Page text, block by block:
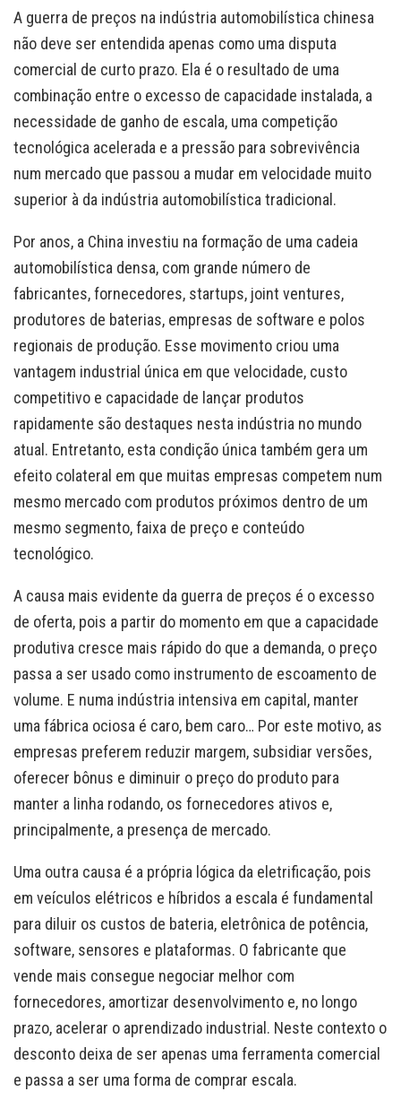
A guerra de preços na indústria automobilística chinesa
não deve ser entendida apenas como uma disputa
comercial de curto prazo. Ela é o resultado de uma
combinação entre o excesso de capacidade instalada, a
necessidade de ganho de escala, uma competição
tecnológica acelerada e a pressão para sobrevivência
num mercado que passou a mudar em velocidade muito
superior à da indústria automobilística tradicional.
Por anos, a China investiu na formação de uma cadeia
automobilística densa, com grande número de
fabricantes, fornecedores, startups, joint ventures,
produtores de baterias, empresas de software e polos
regionais de produção. Esse movimento criou uma
vantagem industrial única em que velocidade, custo
competitivo e capacidade de lançar produtos
rapidamente são destaques nesta indústria no mundo
atual. Entretanto, esta condição única também gera um
efeito colateral em que muitas empresas competem num
mesmo mercado com produtos próximos dentro de um
mesmo segmento, faixa de preço e conteúdo
tecnológico.
A causa mais evidente da guerra de preços é o excesso
de oferta, pois a partir do momento em que a capacidade
produtiva cresce mais rápido do que a demanda, o preço
passa a ser usado como instrumento de escoamento de
volume. E numa indústria intensiva em capital, manter
uma fábrica ociosa é caro, bem caro… Por este motivo, as
empresas preferem reduzir margem, subsidiar versões,
oferecer bônus e diminuir o preço do produto para
manter a linha rodando, os fornecedores ativos e,
principalmente, a presença de mercado.
Uma outra causa é a própria lógica da eletrificação, pois
em veículos elétricos e híbridos a escala é fundamental
para diluir os custos de bateria, eletrônica de potência,
software, sensores e plataformas. O fabricante que
vende mais consegue negociar melhor com
fornecedores, amortizar desenvolvimento e, no longo
prazo, acelerar o aprendizado industrial. Neste contexto o
desconto deixa de ser apenas uma ferramenta comercial
e passa a ser uma forma de comprar escala.